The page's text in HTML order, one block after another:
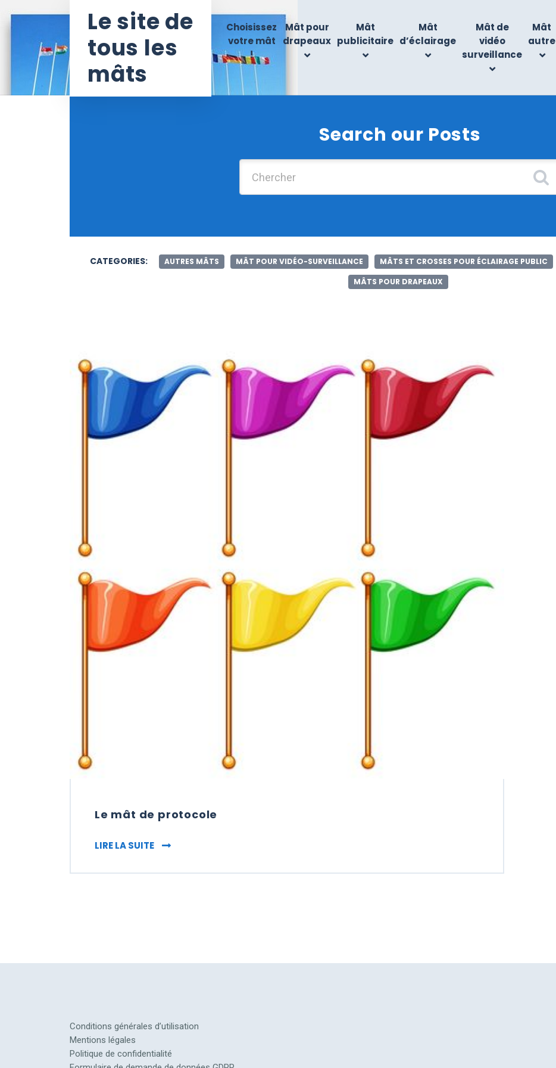
Le site de
tous les
mâts
Choisissez
votre mât
!
Mât pour
drapeaux
Mât
publicitaire
Mât
d’éclairage
Mât de
vidéo
surveillance
Mât
autre
Search our Posts
CATEGORIES: AUTRES MÂTS MÂT POUR VIDÉO-SURVEILLANCE MÂTS ET CROSSES POUR ÉCLAIRAGE PUBLIC
MÂTS POUR DRAPEAUX
Le mât de protocole
LIRE LA SUITE LE MÂT DE PROTOCOLE
Conditions générales d’utilisation
Mentions légales
Politique de confidentialité